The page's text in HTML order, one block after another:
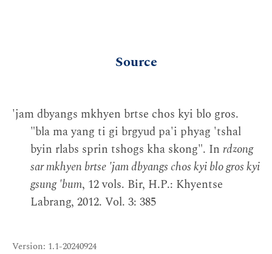
Source
'jam dbyangs mkhyen brtse chos kyi blo gros.
"bla ma yang ti gi brgyud pa'i phyag 'tshal
byin rlabs sprin tshogs kha skong". In rdzong
sar mkhyen brtse 'jam dbyangs chos kyi blo gros kyi
gsung 'bum, 12 vols. Bir, H.P.: Khyentse
Labrang, 2012. Vol. 3: 385
Version: 1.1-20240924